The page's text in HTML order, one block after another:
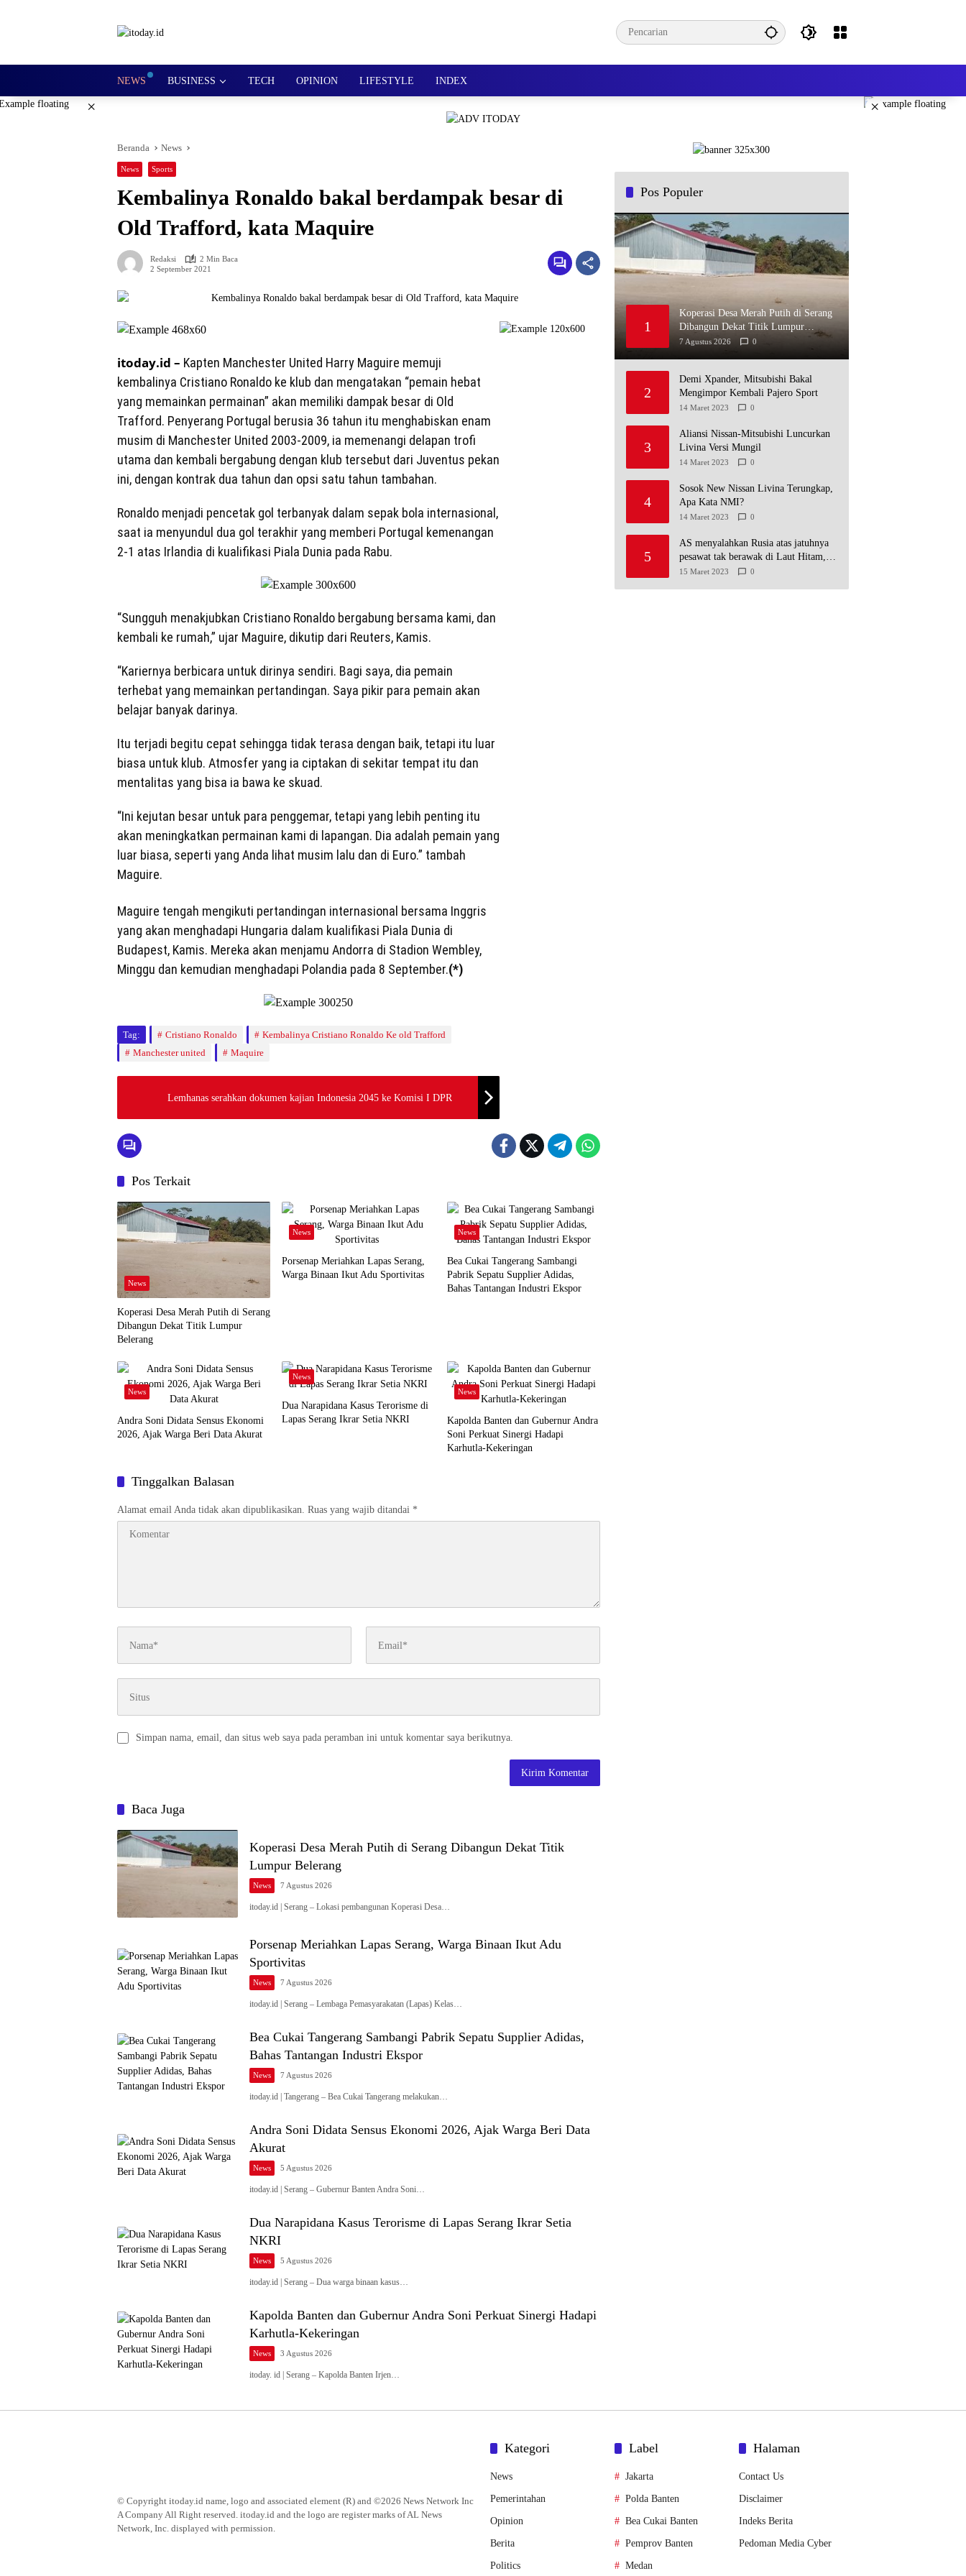
NEWS BUSINESS TECH OPINION LIFESTYLE INDEX
× ×
Beranda News
News Sports
Kembalinya Ronaldo bakal berdampak besar di
Old Trafford, kata Maquire
Redaksi
2 Min Baca
2 September 2021
itoday.id – Kapten Manchester United Harry Maguire memuji
kembalinya Cristiano Ronaldo ke klub dan mengatakan “pemain hebat
yang memainkan permainan” akan memiliki dampak besar di Old
Trafford. Penyerang Portugal berusia 36 tahun itu menghabiskan enam
musim di Manchester United 2003-2009, ia memenangi delapan trofi
utama dan kembali bergabung dengan klub tersebut dari Juventus pekan
ini, dengan kontrak dua tahun dan opsi satu tahun tambahan.
Ronaldo menjadi pencetak gol terbanyak dalam sepak bola internasional,
saat ia menyundul dua gol terakhir yang memberi Portugal kemenangan
2-1 atas Irlandia di kualifikasi Piala Dunia pada Rabu.
“Sungguh menakjubkan Cristiano Ronaldo bergabung bersama kami, dan
kembali ke rumah,” ujar Maguire, dikutip dari Reuters, Kamis.
“Kariernya berbicara untuk dirinya sendiri. Bagi saya, dia pemain
terhebat yang memainkan pertandingan. Saya pikir para pemain akan
belajar banyak darinya.
Itu terjadi begitu cepat sehingga tidak terasa dengan baik, tetapi itu luar
biasa untuk klub. Atmosfer yang ia ciptakan di sekitar tempat itu dan
mentalitas yang bisa ia bawa ke skuad.
“Ini kejutan besar untuk para penggemar, tetapi yang lebih penting itu
akan meningkatkan permainan kami di lapangan. Dia adalah pemain yang
luar biasa, seperti yang Anda lihat musim lalu dan di Euro.” tambah
Maguire.
Maguire tengah mengikuti pertandingan internasional bersama Inggris
yang akan menghadapi Hungaria dalam kualifikasi Piala Dunia di
Budapest, Kamis. Mereka akan menjamu Andorra di Stadion Wembley,
Minggu dan kemudian menghadapi Polandia pada 8 September.(*)
Tag: Cristiano Ronaldo
Kembalinya Cristiano Ronaldo Ke old Trafford
Manchester united
Maquire
Lemhanas serahkan dokumen kajian Indonesia 2045 ke Komisi I DPR
Pos Terkait
News
Koperasi Desa Merah Putih di Serang
Dibangun Dekat Titik Lumpur
Belerang
News
Porsenap Meriahkan Lapas Serang,
Warga Binaan Ikut Adu Sportivitas
News
Bea Cukai Tangerang Sambangi
Pabrik Sepatu Supplier Adidas,
Bahas Tantangan Industri Ekspor
News
Andra Soni Didata Sensus Ekonomi
2026, Ajak Warga Beri Data Akurat
News
Dua Narapidana Kasus Terorisme di
Lapas Serang Ikrar Setia NKRI
News
Kapolda Banten dan Gubernur Andra
Soni Perkuat Sinergi Hadapi
Karhutla-Kekeringan
Tinggalkan Balasan
Alamat email Anda tidak akan dipublikasikan. Ruas yang wajib ditandai *
Simpan nama, email, dan situs web saya pada peramban ini untuk komentar saya berikutnya.
Baca Juga
Koperasi Desa Merah Putih di Serang Dibangun Dekat Titik
Lumpur Belerang
News 7 Agustus 2026
itoday.id | Serang – Lokasi pembangunan Koperasi Desa…
Porsenap Meriahkan Lapas Serang, Warga Binaan Ikut Adu
Sportivitas
News 7 Agustus 2026
itoday.id | Serang – Lembaga Pemasyarakatan (Lapas) Kelas…
Bea Cukai Tangerang Sambangi Pabrik Sepatu Supplier Adidas,
Bahas Tantangan Industri Ekspor
News 7 Agustus 2026
itoday.id | Tangerang – Bea Cukai Tangerang melakukan…
Andra Soni Didata Sensus Ekonomi 2026, Ajak Warga Beri Data
Akurat
News 5 Agustus 2026
itoday.id | Serang – Gubernur Banten Andra Soni…
Dua Narapidana Kasus Terorisme di Lapas Serang Ikrar Setia
NKRI
News 5 Agustus 2026
itoday.id | Serang – Dua warga binaan kasus…
Kapolda Banten dan Gubernur Andra Soni Perkuat Sinergi Hadapi
Karhutla-Kekeringan
News 3 Agustus 2026
itoday. id | Serang – Kapolda Banten Irjen…
Pos Populer
1
Koperasi Desa Merah Putih di Serang
Dibangun Dekat Titik Lumpur
Belerang
7 Agustus 2026 0
2
Demi Xpander, Mitsubishi Bakal
Mengimpor Kembali Pajero Sport
14 Maret 2023 0
3
Aliansi Nissan-Mitsubishi Luncurkan
Livina Versi Mungil
14 Maret 2023 0
4
Sosok New Nissan Livina Terungkap,
Apa Kata NMI?
14 Maret 2023 0
5
AS menyalahkan Rusia atas jatuhnya
pesawat tak berawak di Laut Hitam,
Moskow menyangkal
15 Maret 2023 0
© Copyright itoday.id name, logo and associated element (R) and ©2026 News Network Inc
A Company All Right reserved. itoday.id and the logo are register marks of AL News
Network, Inc. displayed with permission.
Kategori
News
Pemerintahan
Opinion
Berita
Politics
Label
Jakarta
Polda Banten
Bea Cukai Banten
Pemprov Banten
Medan
Halaman
Contact Us
Disclaimer
Indeks Berita
Pedoman Media Cyber